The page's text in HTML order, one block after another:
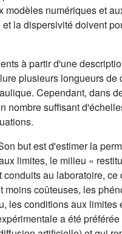
numériques et
la dispersivité doivent
à partir d'une
plusieurs longueurs de
Cependant, dans
nombre suffisant
but est d'estimer la
limites, le milieu «
au laboratoire, ce
moins coûteuses, les
les conditions aux limites
a été